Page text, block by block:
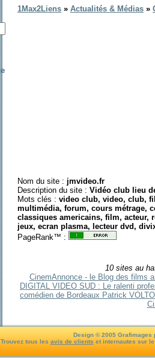
1Max2Liens » Actualités & Médias »
Nom du site : jmvideo.fr
Description du site : Vidéo club lieu
Mots clés : video club, video, club,
multimédia, forum, cours métrage,
classiques americains, film, acteur,
jeux, ecran plasma, lecteur dvd,
PageRank™ :
10 sites au
CinemAnnonce - le Blog des films
DIGITAL VIDEO SUD : Le ralenti
comédien de Bordeaux Patrick VOLTO
Design © 2005 Grafimages
Trouvez tous les avis de clients et internautes sur